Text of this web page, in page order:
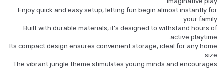
Enjoy quick and easy setup, letting fun begin almost instantly for
your family.
Built with durable materials, it's designed to withstand hours of
active playtime.
Its compact design ensures convenient storage, ideal for any home
size.
The vibrant jungle theme stimulates young minds and encourages